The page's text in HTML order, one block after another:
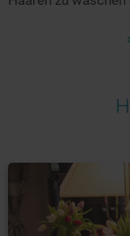
Glamping
Seen in Europa
Norwegen
alle Länder…